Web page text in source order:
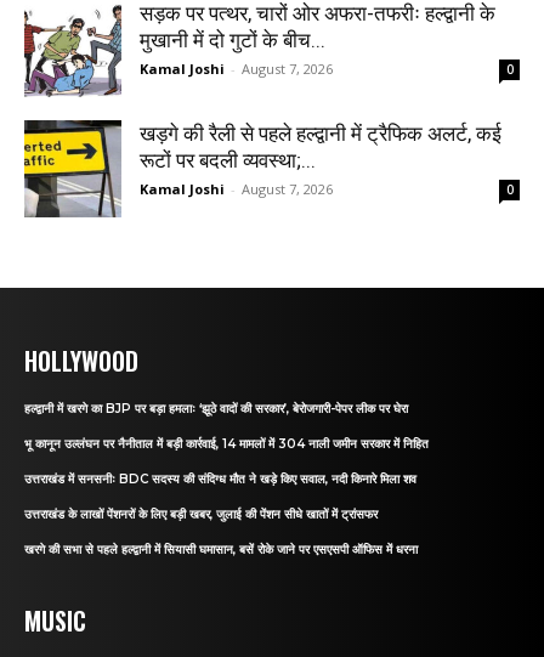
सड़क पर पत्थर, चारों ओर अफरा-तफरीः हल्द्वानी के
मुखानी में दो गुटों के बीच...
Kamal Joshi - August 7, 2026 0
खड़गे की रैली से पहले हल्द्वानी में ट्रैफिक अलर्ट, कई
रूटों पर बदली व्यवस्था;...
Kamal Joshi - August 7, 2026 0
HOLLYWOOD
हल्द्वानी में खरगे का BJP पर बड़ा हमलाः ‘झूठे वादों की सरकार’, बेरोजगारी-पेपर लीक पर घेरा
भू कानून उल्लंघन पर नैनीताल में बड़ी कार्रवाई, 14 मामलों में 304 नाली जमीन सरकार में निहित
उत्तराखंड में सनसनीः BDC सदस्य की संदिग्ध मौत ने खड़े किए सवाल, नदी किनारे मिला शव
उत्तराखंड के लाखों पेंशनरों के लिए बड़ी खबर, जुलाई की पेंशन सीधे खातों में ट्रांसफर
खरगे की सभा से पहले हल्द्वानी में सियासी घमासान, बसें रोके जाने पर एसएसपी ऑफिस में धरना
MUSIC